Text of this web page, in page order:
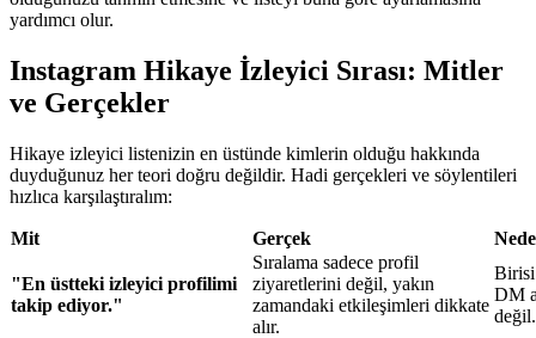
yardımcı olur.
Instagram Hikaye İzleyici Sırası: Mitler
ve Gerçekler
Hikaye izleyici listenizin en üstünde kimlerin olduğu hakkında
duyduğunuz her teori doğru değildir. Hadi gerçekleri ve söylentileri
hızlıca karşılaştıralım:
Mit Gerçek
"En üstteki izleyici profilimi
takip ediyor."
Sıralama sadece profil
ziyaretlerini değil, yakın
zamandaki etkileşimleri dikkate
alır.
DM
değil.